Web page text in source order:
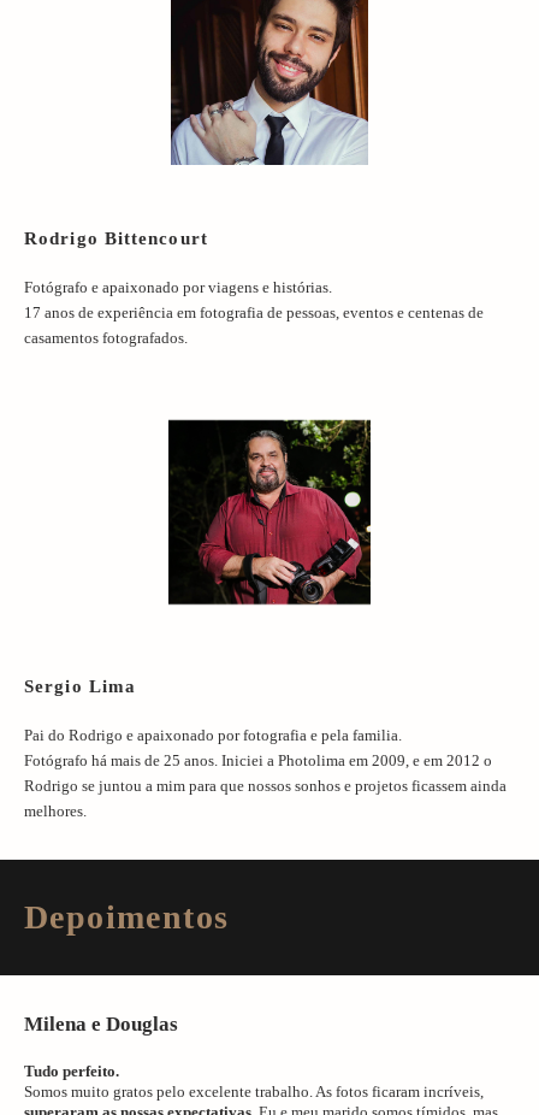
Rodrigo Bittencourt
Fotógrafo e apaixonado por viagens e histórias.
17 anos de experiência em fotografia de pessoas, eventos e centenas de
casamentos fotografados.
Sergio Lima
Pai do Rodrigo e apaixonado por fotografia e pela familia.
Fotógrafo há mais de 25 anos. Iniciei a Photolima em 2009, e em 2012 o
Rodrigo se juntou a mim para que nossos sonhos e projetos ficassem ainda
melhores.
Depoimentos
Milena e Douglas
Tudo perfeito.
Somos muito gratos pelo excelente trabalho. As fotos ficaram incríveis,